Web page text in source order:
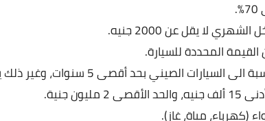
لا يقل عن 2000 جنيه.
الصيني بحد أقصى 5 سنوات، وغير ذلك يصل إلى 7 سنوات.
جنية.
(كهرباء، مياة، غاز).